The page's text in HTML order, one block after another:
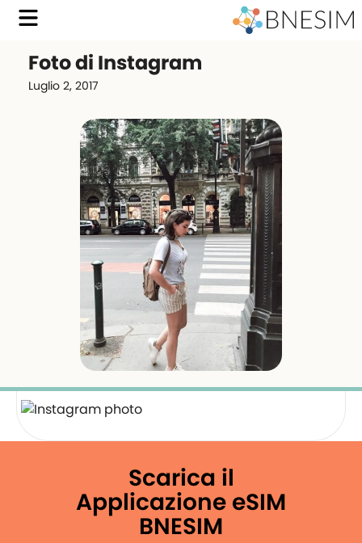
Foto di Instagram
Luglio 2, 2017
Scarica il
Applicazione eSIM
BNESIM